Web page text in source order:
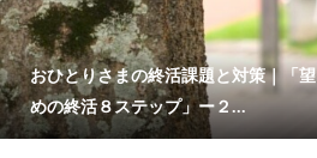
おひとりさまの終活課題と対策｜「
めの終活８ステップ」ー２...